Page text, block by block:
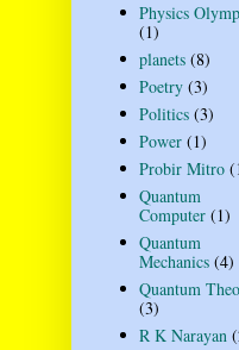
Physics
(1)
planets (8)
Poetry (3)
Politics (3)
Power (1)
Probir Mitro
Quantum
Computer (1)
Quantum
Mechanics (4)
Quantum
(3)
R K Narayan